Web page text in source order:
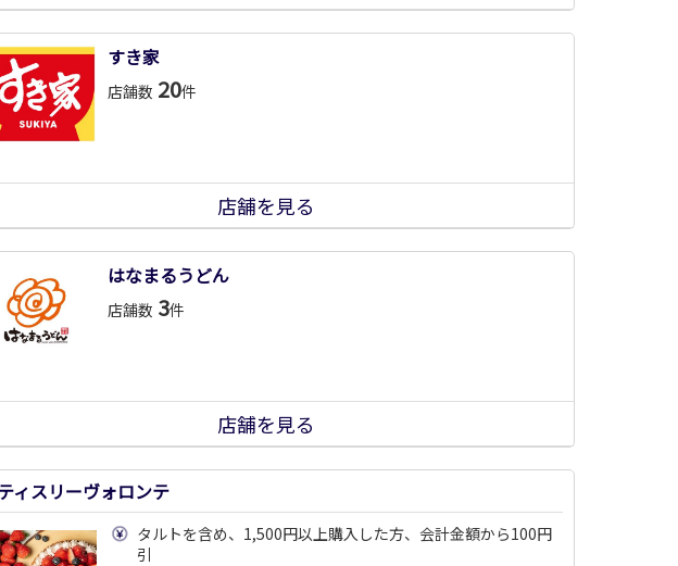
すき家
店舗数 20件
店舗を見る
はなまるうどん
店舗数 3件
店舗を見る
ィスリーヴォロンテ
タルトを含め、1,500円以上購入した方、会計金額から100円
引